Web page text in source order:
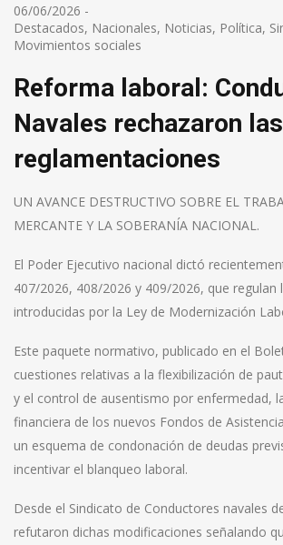
06/06/2026 -
Destacados, Nacionales, Noticias, Política,
Movimientos sociales
Reforma laboral:
Navales rechazaron
reglamentaciones
UN AVANCE DESTRUCTIVO SOBRE EL
MERCANTE Y LA SOBERANÍA NACIONAL.
El Poder Ejecutivo nacional dictó
407/2026, 408/2026 y 409/2026, que regulan
introducidas por la Ley de Modernización
Este paquete normativo, publicado en el
cuestiones relativas a la flexibilización de
y el control de ausentismo por enfermedad,
financiera de los nuevos Fondos de
un esquema de condonación de deudas
incentivar el blanqueo laboral.
Desde el Sindicato de Conductores navales
refutaron dichas modificaciones señalando